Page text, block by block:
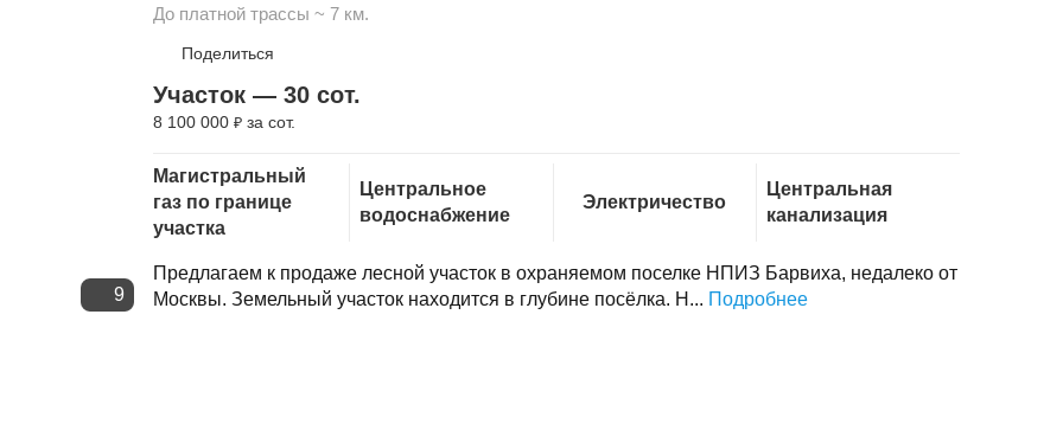
9
До платной трассы ~ 7 км.
Поделиться
Участок — 30 сот.
8 100 000 ₽ за сот.
Магистральный
газ по границе
участка
Центральное
водоснабжение
Электричество
Центральная
канализация
Предлагаем к продаже лесной участок в охраняемом поселке НПИЗ Барвиха, недалеко от
Москвы. Земельный участок находится в глубине посёлка. Н... Подробнее